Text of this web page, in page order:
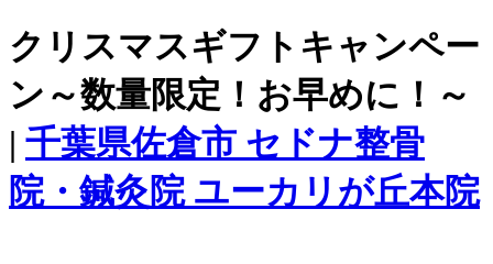
クリスマスギフトキャンペー
ン～数量限定！お早めに！～
| 千葉県佐倉市 セドナ整骨
院・鍼灸院 ユーカリが丘本院